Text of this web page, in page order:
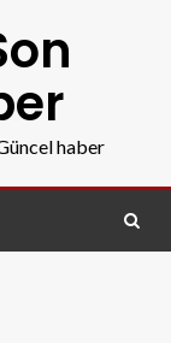
haber